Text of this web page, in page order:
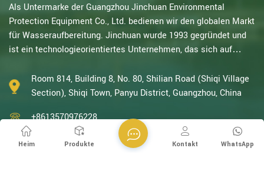
Als Untermarke der Guangzhou Jinchuan Environmental
Protection Equipment Co., Ltd. bedienen wir den globalen Markt
für Wasseraufbereitung. Jinchuan wurde 1993 gegründet und
ist ein technologieorientiertes Unternehmen, das sich auf
jahrzehntelanger Erfahrung in katalytischer Oxidation,
Elektrolyse, Desinfektion sowie Forschung und Entwicklung,
Wasseraufbereitungsanlagen gehören wir zu den erfahrenst...
Room 814, Building 8, No. 80, Shilian Road (Shiqi Village
Section), Shiqi Town, Panyu District, Guangzhou, China
+8613570976228
+86-20-38259358 -812
Heim Produkte WhatsApp
Kontakt